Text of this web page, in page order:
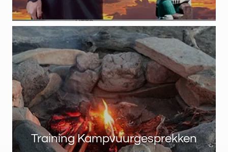
Training Kampvuurgesprekken